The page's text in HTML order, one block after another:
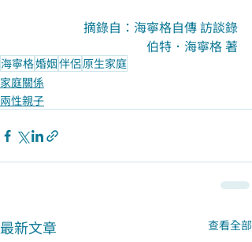
摘錄自：海寧格自傳 訪談錄
伯特．海寧格 著
海寧格婚姻伴侶原生家庭
家庭關係
兩性親子
最新文章 查看全部